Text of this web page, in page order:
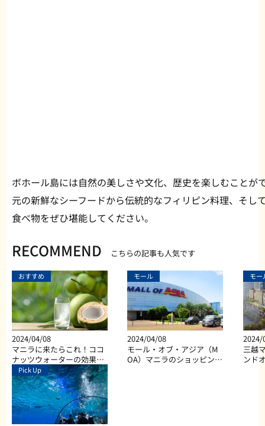
ボホール島には自然の美しさや文化、歴史を楽しむことが
元の新鮮なシーフードから伝統的なフィリピン料理、そし
食べ物をぜひ堪能してください。
RECOMMEND こちらの記事も人気です
おすすめ
2024/04/08
マニラに来たらこれ！ココ
ナッツウォーターの効果と
は？
モール
2024/04/08
モール・オブ・アジア（M
OA）マニラのショッピン
モー
2024/
三越
ンド
Pick Up